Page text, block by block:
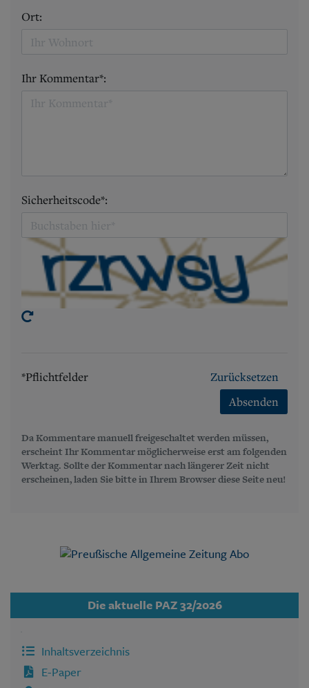
Ort:
Ihr Kommentar*:
Sicherheitscode*:
*Pflichtfelder
Zurücksetzen
Absenden
Da Kommentare manuell freigeschaltet werden müssen,
erscheint Ihr Kommentar möglicherweise erst am folgenden
Werktag. Sollte der Kommentar nach längerer Zeit nicht
erscheinen, laden Sie bitte in Ihrem Browser diese Seite neu!
Die aktuelle PAZ 32/2026
Inhaltsverzeichnis
E-Paper